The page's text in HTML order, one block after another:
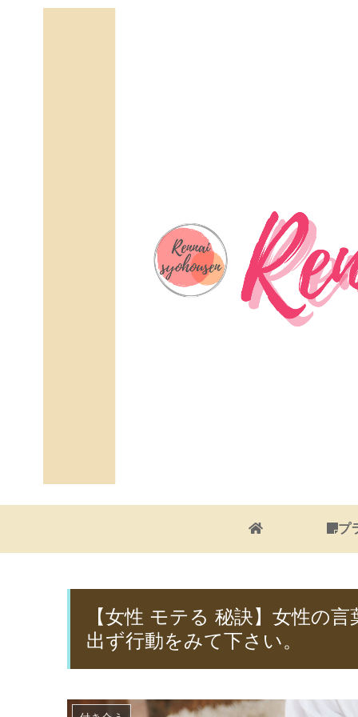
プ
【女性 モテる 秘訣】女性の
出ず行動をみて下さい。